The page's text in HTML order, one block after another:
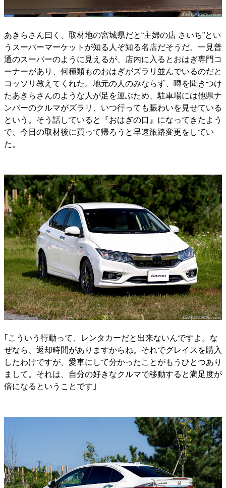
あきらさん曰く、取材地の宮城県だと“主婦の店 さいち”とい
うスーパーマーケットが知る人ぞ知る名店だそうだ。一見普
通のスーパーのように見えるが、店内に入るとおはぎ専門コ
ーナーがあり、何種類ものおはぎがズラリ並んでいるのだと
コッソリ教えてくれた。地元の人のみならず、噂を聞きつけ
たあきらさんのような人が足を運ぶため、駐車場には他県ナ
ンバーのクルマがズラリ、いつ行っても賑わいを見せている
という。そう話していると『おはぎの口』になってきたよう
で、今日の取材後に買って帰ろうと早速旅路変更をしてい
た。
｢こういう行動って、レンタカーだと出来ないんですよ。な
ぜなら、返却時間がありますからね。それでグレイスを購入
したわけですが、愛車にして分かったことがもうひとつあり
まして。それは、自分の好きなクルマで移動すると満足度が
倍になるということです｣